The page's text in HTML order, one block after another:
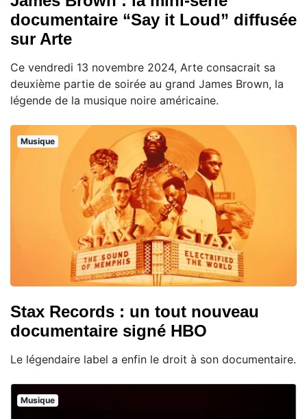
documentaire “Say it Loud” diffusée
sur Arte
Ce vendredi 13 novembre 2024, Arte consacrait sa
deuxième partie de soirée au grand James Brown, la
légende de la musique noire américaine.
Musique
Stax Records : un tout nouveau
documentaire signé HBO
Le légendaire label a enfin le droit à son documentaire.
Musique